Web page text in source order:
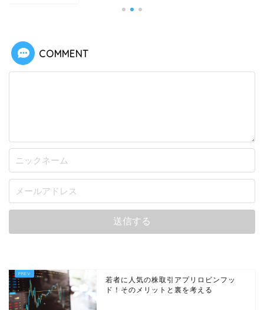
COMMENT
若者に人気の株取引アプリロビンフッ
ド！そのメリットと裏を考える